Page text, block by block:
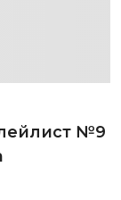
№9